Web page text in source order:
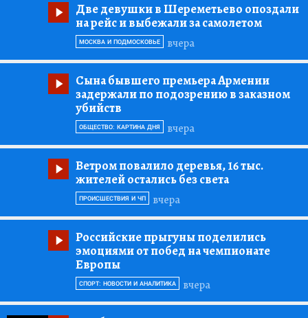
Две девушки в Шереметьево опоздали
на рейс и выбежали за самолетом
вчера
МОСКВА И ПОДМОСКОВЬЕ
Сына бывшего премьера Армении
задержали по подозрению в заказном
убийств
вчера
ОБЩЕСТВО: КАРТИНА ДНЯ
Ветром повалило деревья, 16 тыс.
жителей остались без света
вчера
ПРОИСШЕСТВИЯ И ЧП
Российские прыгуны поделились
эмоциями от побед на чемпионате
Европы
вчера
СПОРТ: НОВОСТИ И АНАЛИТИКА